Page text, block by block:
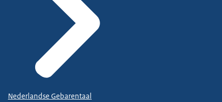
Nederlandse Gebarentaal